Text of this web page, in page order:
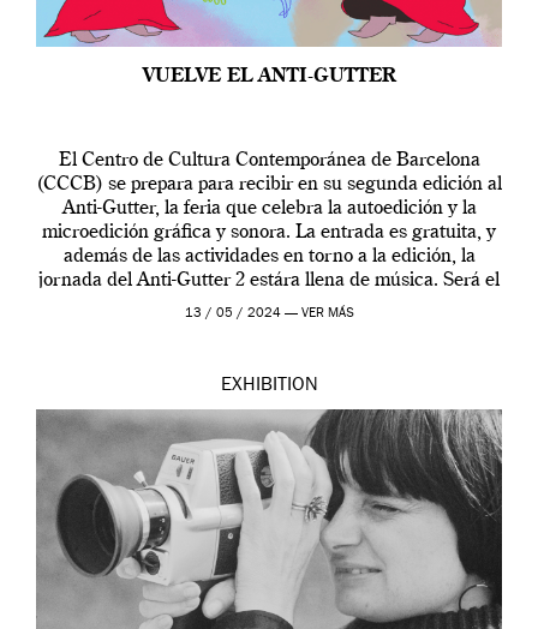
VUELVE EL ANTI-GUTTER
El Centro de Cultura Contemporánea de Barcelona
(CCCB) se prepara para recibir en su segunda edición al
Anti-Gutter, la feria que celebra la autoedición y la
microedición gráfica y sonora. La entrada es gratuita, y
además de las actividades en torno a la edición, la
jornada del Anti-Gutter 2 estára llena de música. Será el
[…]
13 / 05 / 2024 — VER MÁS
EXHIBITION